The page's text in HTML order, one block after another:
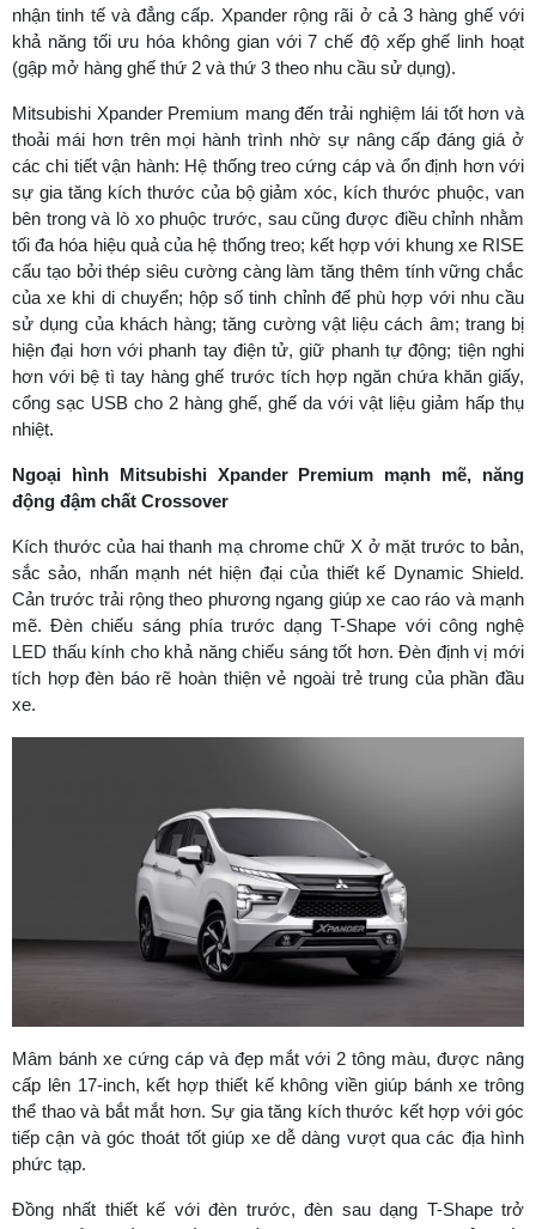
nhận tinh tế và đẳng cấp. Xpander rộng rãi ở cả 3 hàng ghế với
khả năng tối ưu hóa không gian với 7 chế độ xếp ghế linh hoạt
(gập mở hàng ghế thứ 2 và thứ 3 theo nhu cầu sử dụng).
Mitsubishi Xpander Premium mang đến trải nghiệm lái tốt hơn và
thoải mái hơn trên mọi hành trình nhờ sự nâng cấp đáng giá ở
các chi tiết vận hành: Hệ thống treo cứng cáp và ổn định hơn với
sự gia tăng kích thước của bộ giảm xóc, kích thước phuộc, van
bên trong và lò xo phuộc trước, sau cũng được điều chỉnh nhằm
tối đa hóa hiệu quả của hệ thống treo; kết hợp với khung xe RISE
cấu tạo bởi thép siêu cường càng làm tăng thêm tính vững chắc
của xe khi di chuyển; hộp số tinh chỉnh để phù hợp với nhu cầu
sử dụng của khách hàng; tăng cường vật liệu cách âm; trang bị
hiện đại hơn với phanh tay điện tử, giữ phanh tự động; tiện nghi
hơn với bệ tì tay hàng ghế trước tích hợp ngăn chứa khăn giấy,
cổng sạc USB cho 2 hàng ghế, ghế da với vật liệu giảm hấp thụ
nhiệt.
Ngoại hình Mitsubishi Xpander Premium mạnh mẽ, năng
động đậm chất Crossover
Kích thước của hai thanh mạ chrome chữ X ở mặt trước to bản,
sắc sảo, nhấn mạnh nét hiện đại của thiết kế Dynamic Shield.
Cản trước trải rộng theo phương ngang giúp xe cao ráo và mạnh
mẽ. Đèn chiếu sáng phía trước dạng T-Shape với công nghệ
LED thấu kính cho khả năng chiếu sáng tốt hơn. Đèn định vị mới
tích hợp đèn báo rẽ hoàn thiện vẻ ngoài trẻ trung của phần đầu
xe.
Mâm bánh xe cứng cáp và đẹp mắt với 2 tông màu, được nâng
cấp lên 17-inch, kết hợp thiết kế không viền giúp bánh xe trông
thể thao và bắt mắt hơn. Sự gia tăng kích thước kết hợp với góc
tiếp cận và góc thoát tốt giúp xe dễ dàng vượt qua các địa hình
phức tạp.
Đồng nhất thiết kế với đèn trước, đèn sau dạng T-Shape trở